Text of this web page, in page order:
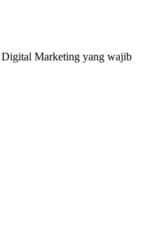
Digital Marketing yang wajib